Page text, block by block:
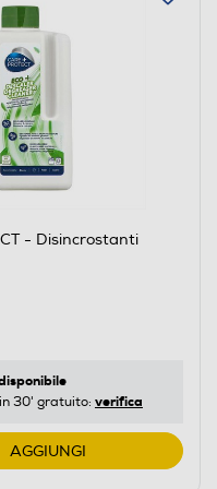
- Disincrostanti
30' gratuito: verifica
AGGIUNGI